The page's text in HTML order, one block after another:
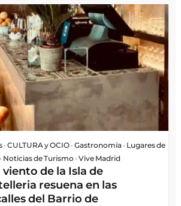
• CULTURA y OCIO • Gastronomía • Lugares de
• Noticias de Turismo • Vive Madrid
viento de la Isla de
resuena en las
del Barrio de